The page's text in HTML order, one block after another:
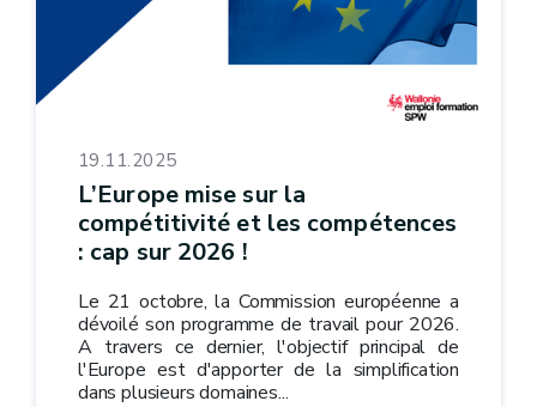
19.11.2025
L’Europe mise sur la
compétitivité et les compétences
: cap sur 2026 !
Le 21 octobre, la Commission européenne a
dévoilé son programme de travail pour 2026.
A travers ce dernier, l'objectif principal de
l'Europe est d'apporter de la simplification
dans plusieurs domaines...